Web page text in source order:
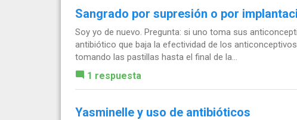
Sangrado por supresión o por
Soy yo de nuevo. Pregunta: si uno toma sus
antibiótico que baja la efectividad de los
tomando las pastillas hasta el final de la...
1 respuesta
Yasminelle y uso de antibióticos